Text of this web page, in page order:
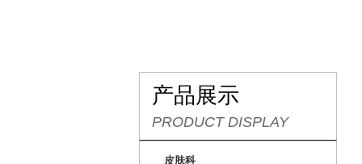
产品展示
PRODUCT DISPLAY
皮肤科